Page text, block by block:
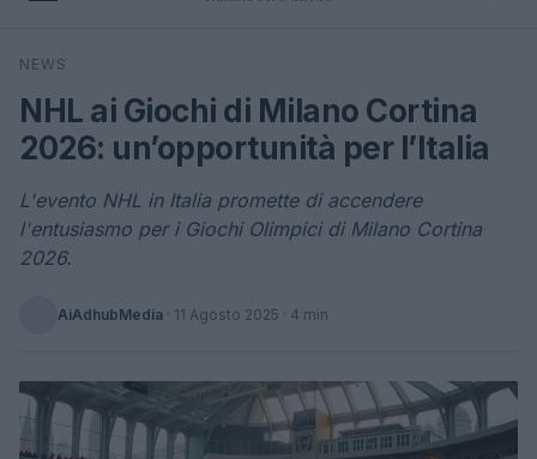
Cerca
NEWS
NHL ai Giochi di Milano Cortina
2026: un’opportunità per l’Italia
L'evento NHL in Italia promette di accendere
l'entusiasmo per i Giochi Olimpici di Milano Cortina
2026.
AiAdhubMedia · 11 Agosto 2025 · 4 min